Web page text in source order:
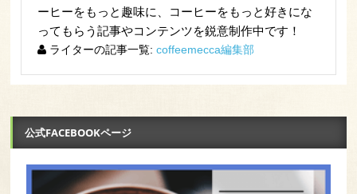
ーヒーをもっと趣味に、コーヒーをもっと好きにな
ってもらう記事やコンテンツを鋭意制作中です！
ライターの記事一覧: coffeemecca編集部
公式FACEBOOKページ